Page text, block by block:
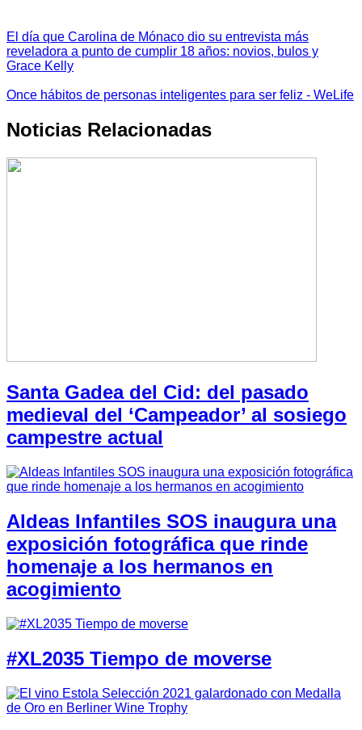
El día que Carolina de Mónaco dio su entrevista más
reveladora a punto de cumplir 18 años: novios, bulos y
Grace Kelly
Once hábitos de personas inteligentes para ser feliz - WeLife
Noticias Relacionadas
Santa Gadea del Cid: del pasado
medieval del ‘Campeador’ al sosiego
campestre actual
Aldeas Infantiles SOS inaugura una
exposición fotográfica que rinde
homenaje a los hermanos en
acogimiento
#XL2035 Tiempo de moverse